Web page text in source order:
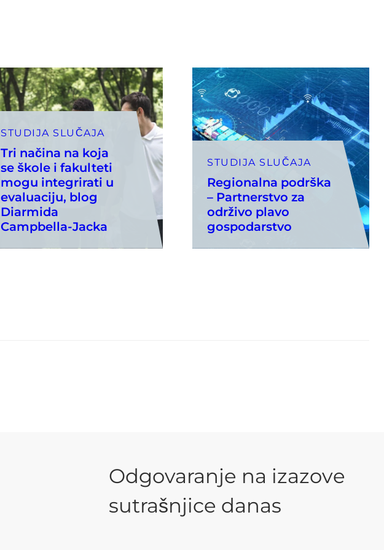
STUDIJA SLUČAJA
Tri načina na koja
se škole i fakulteti
mogu integrirati u
evaluaciju, blog
Diarmida
Campbella-Jacka
STUDIJA SLUČAJA
Regionalna podrška
– Partnerstvo za
održivo plavo
gospodarstvo
Odgovaranje na izazove
sutrašnjice danas